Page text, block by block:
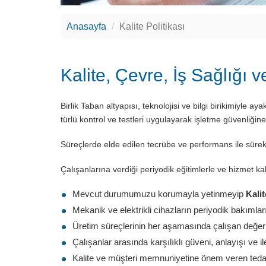
Anasayfa Kalite Politikası
Kalite, Çevre, İş Sağlığı
Birlik Taban altyapısı, teknolojisi ve bilgi birikimiyle
türlü kontrol ve testleri uygulayarak işletme
Süreçlerde elde edilen tecrübe ve performans ile
Çalışanlarına verdiği periyodik eğitimlerle ve hizmet
Mevcut durumumuzu korumayla yetinmeyip
Mekanik ve elektrikli cihazların periyodik
Üretim süreçlerinin her aşamasında çalışan
Çalışanlar arasında karşılıklı güveni, anlayışı
Kalite ve müşteri memnuniyetine önem veren